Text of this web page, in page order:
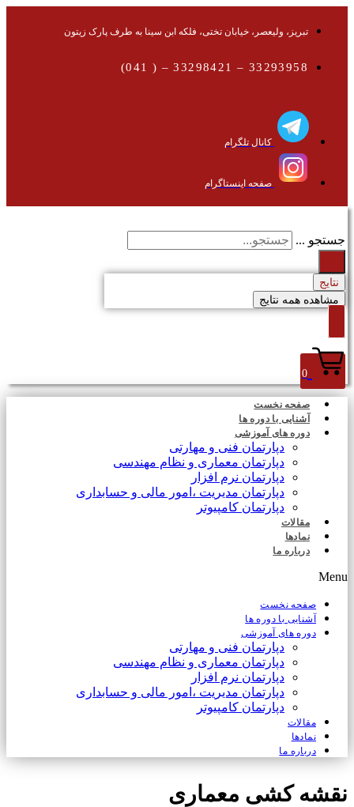
تبریز، ولیعصر، خیابان تختی، فلکه ابن سینا به طرف پارک زیتون
33293958 – 33298421 – ( 041)
کانال تلگرام
صفحه اینستاگرام
جستجو ...
نتایج
مشاهده همه نتایج
0
صفحه نخست
آشنایی با دوره ها
دوره های آموزشی
دپارتمان فنی و مهارتی
دپارتمان معماری و نظام مهندسی
دپارتمان نرم افزار
دپارتمان مدیریت ،امور مالی و حسابداری
دپارتمان کامپیوتر
مقالات
نمادها
درباره ما
Menu
صفحه نخست
آشنایی با دوره ها
دوره های آموزشی
دپارتمان فنی و مهارتی
دپارتمان معماری و نظام مهندسی
دپارتمان نرم افزار
دپارتمان مدیریت ،امور مالی و حسابداری
دپارتمان کامپیوتر
مقالات
نمادها
درباره ما
نقشه کشی معماری